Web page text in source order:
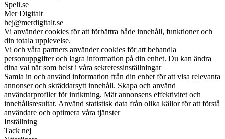
Speli.se
Mer Digitalt
hej@merdigitalt.se
Vi använder cookies för att förbättra både innehåll, funktioner och
din totala upplevelse.
Vi och våra partners använder cookies för att behandla
personuppgifter och lagra information på din enhet. Du kan ändra
dina val när som helst i våra sekretessinställningar
Samla in och använd information från din enhet för att visa relevanta
annonser och skräddarsytt innehåll. Skapa och använd
användarprofiler för inriktning. Mät annonsens effektivitet och
innehållsresultat. Använd statistisk data från olika källor för att förstå
användare och optimera våra tjänster
Inställning
Tack nej